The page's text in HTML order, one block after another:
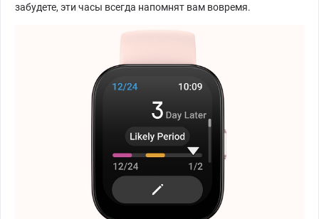
забудете, эти часы всегда напомнят вам вовремя.